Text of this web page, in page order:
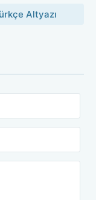
cinayeti
size göre.
Altyazı